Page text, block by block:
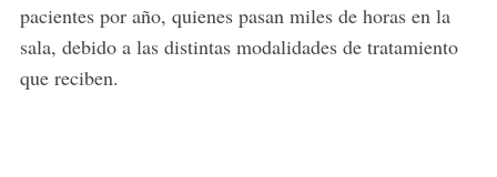
pacientes por año, quienes pasan miles de horas en la
sala, debido a las distintas modalidades de tratamiento
que reciben.